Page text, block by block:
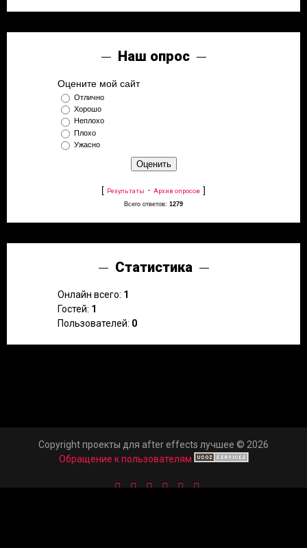
Наш опрос
Оцените мой сайт
Отлично
Хорошо
Неплохо
Плохо
Ужасно
[ Результаты · Архив опросов ]
Всего ответов: 1279
Статистика
Онлайн всего: 1
Гостей: 1
Пользователей: 0
Copyright проекты для after effects лучшее © 2026
Обращение к пользователям